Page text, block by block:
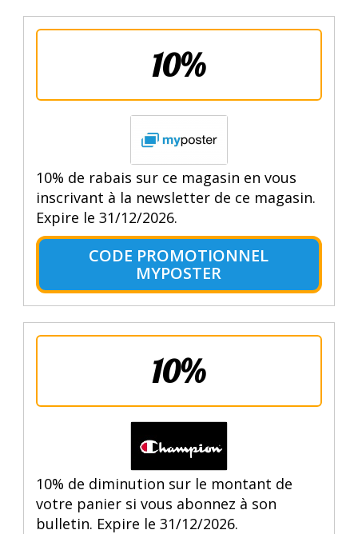
10%
10% de rabais sur ce magasin en vous
inscrivant à la newsletter de ce magasin.
Expire le 31/12/2026.
CODE PROMOTIONNEL
MYPOSTER
10%
10% de diminution sur le montant de
votre panier si vous abonnez à son
bulletin. Expire le 31/12/2026.